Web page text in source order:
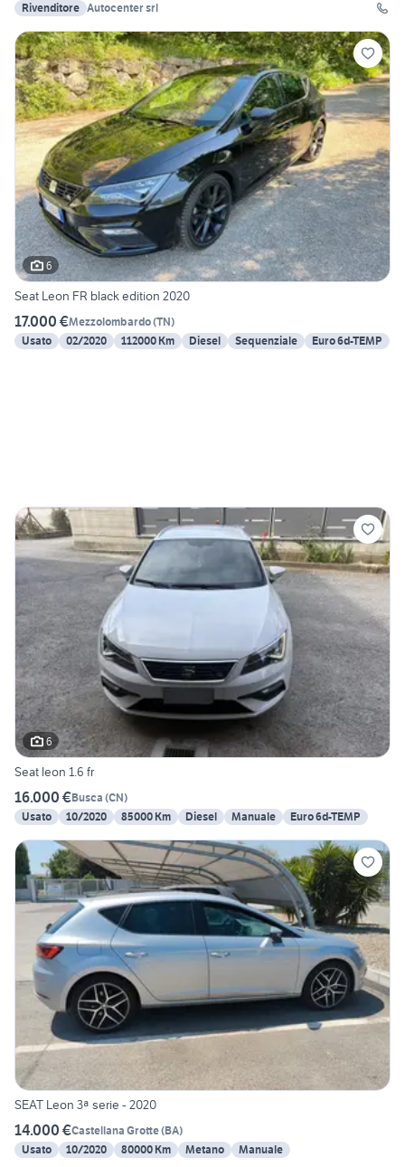
Rivenditore Autocenter srl
6
Seat Leon FR black edition 2020
17.000 €Mezzolombardo(TN)
Usato
02/2020 112000 Km Diesel Sequenziale Euro 6d-TEMP
6
Seat leon 1.6 fr
16.000 €Busca (CN)
Usato
10/2020 85000 Km Diesel Manuale Euro 6d-TEMP
SEAT Leon 3ª serie - 2020
14.000 €Castellana Grotte(BA)
Usato
10/2020 80000 Km Metano
Manuale